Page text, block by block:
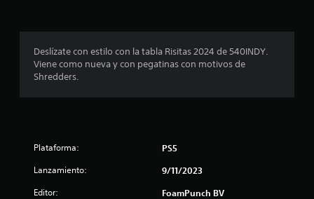
n
s
Deslízate con estilo con la tabla Risitas 2024 de 540INDY.
Viene como nueva y con pegatinas con motivos de
Shredders.
Plataforma: PS5
Lanzamiento: 9/11/2023
Editor: FoamPunch BV